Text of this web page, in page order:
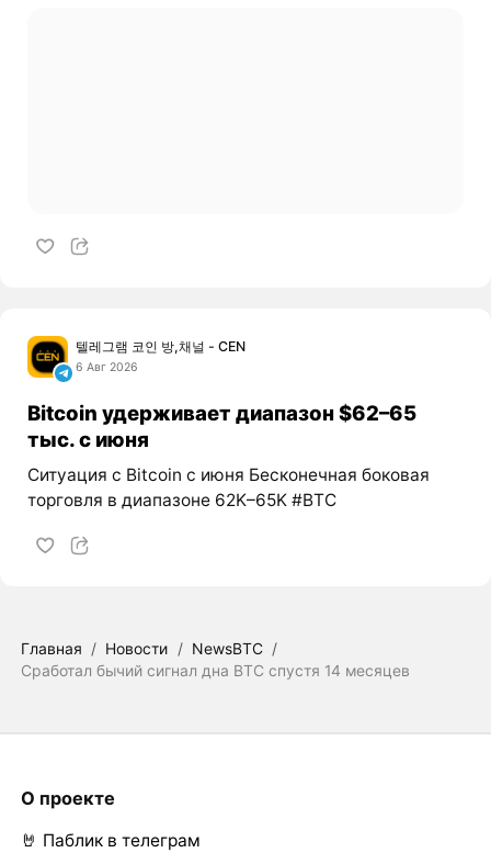
텔레그램 코인 방,채널 - CEN
6 Авг 2026
Bitcoin удерживает диапазон $62–65
тыс. с июня
Ситуация с Bitcoin с июня Бесконечная боковая
торговля в диапазоне 62K–65K #BTC
Главная / Новости / NewsBTC /
Сработал бычий сигнал дна BTC спустя 14 месяцев
О проекте
🤘 Паблик в телеграм